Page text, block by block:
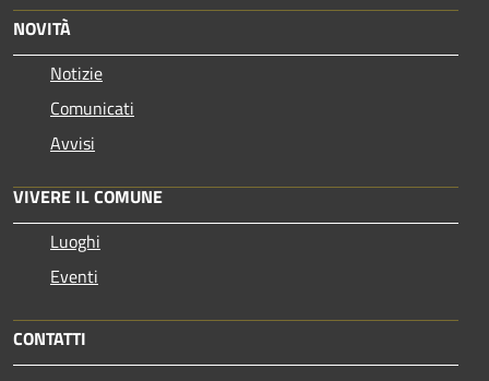
NOVITÀ
Notizie
Comunicati
Avvisi
VIVERE IL COMUNE
Luoghi
Eventi
CONTATTI